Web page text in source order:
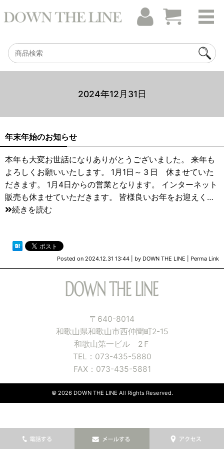
2024年12月31日
年末年始のお知らせ
本年も大変お世話になりありがとうございました。 来年も
よろしくお願いいたします。 1月1日～３日 休ませていた
だきます。 1月4日からの営業となります。 インターネット
販売も休ませていただきます。 皆様良いお年をお迎えく…
続きを読む
Posted on 2024.12.31 13:44 by DOWN THE LINE Perma Link
〒640-8014
和歌山県和歌山市西仲間町2-15
和歌山第一ビル 2Ｆ
TEL：073-435-5880
FAX：073-435-5881
© 2026 DOWN THE LINE All Rights Reserved.